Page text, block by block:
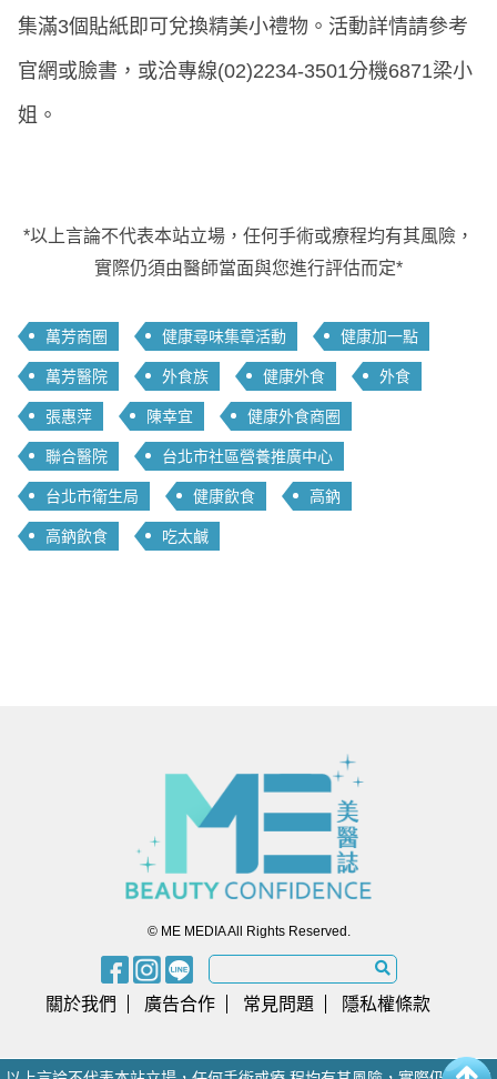
集滿3個貼紙即可兌換精美小禮物。活動詳情請參考
官網或臉書，或洽專線(02)2234-3501分機6871梁小
姐。
*以上言論不代表本站立場，任何手術或療程均有其風險，
實際仍須由醫師當面與您進行評估而定*
萬芳商圈 健康尋味集章活動 健康加一點
萬芳醫院 外食族 健康外食 外食
張惠萍 陳幸宜 健康外食商圈
聯合醫院 台北市社區營養推廣中心
台北市衛生局 健康飲食 高鈉
高鈉飲食 吃太鹹
© ME MEDIA All Rights Reserved.
關於我們 廣告合作 常見問題 隱私權條款